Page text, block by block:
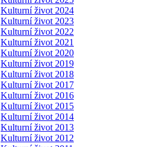
Kulturní život 2024
Kulturní život 2023
Kulturní život 2022
Kulturní život 2021
Kulturní život 2020
Kulturní život 2019
Kulturní život 2018
Kulturní život 2017
Kulturní život 2016
Kulturní život 2015
Kulturní život 2014
Kulturní život 2013
Kulturní život 2012